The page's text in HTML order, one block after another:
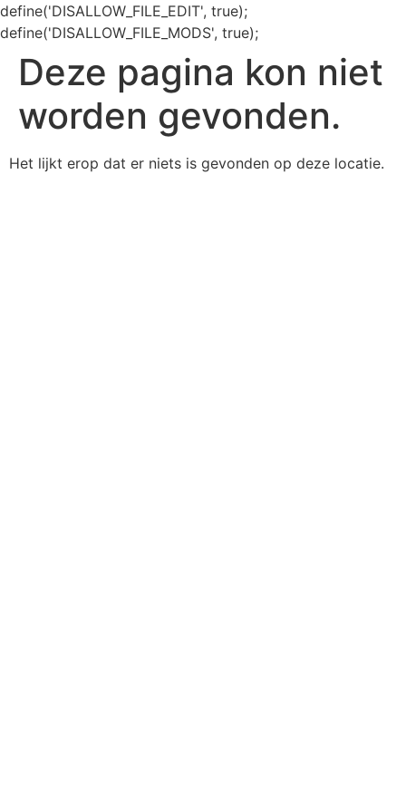
define('DISALLOW_FILE_EDIT', true);
define('DISALLOW_FILE_MODS', true);
Deze pagina kon niet
worden gevonden.
Het lijkt erop dat er niets is gevonden op deze locatie.